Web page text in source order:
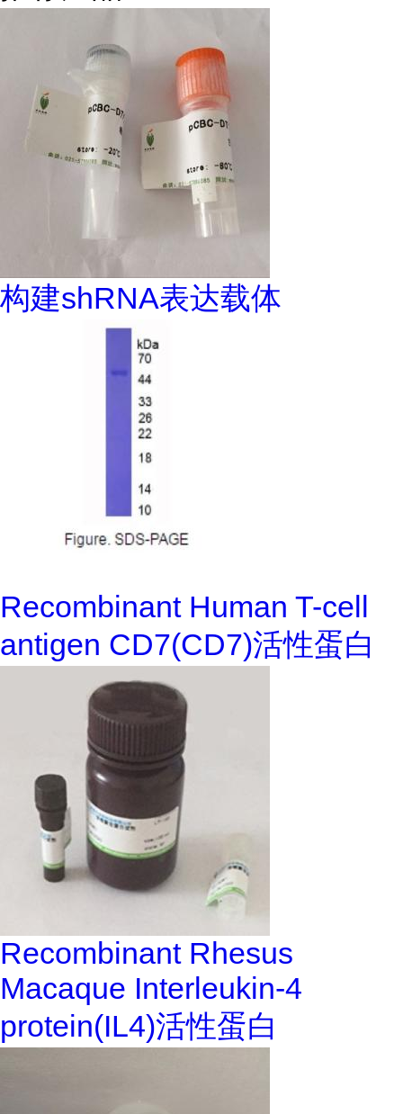
构建shRNA表达载体
Recombinant Human T-cell
antigen CD7(CD7)活性蛋白
Recombinant Rhesus
Macaque Interleukin-4
protein(IL4)活性蛋白